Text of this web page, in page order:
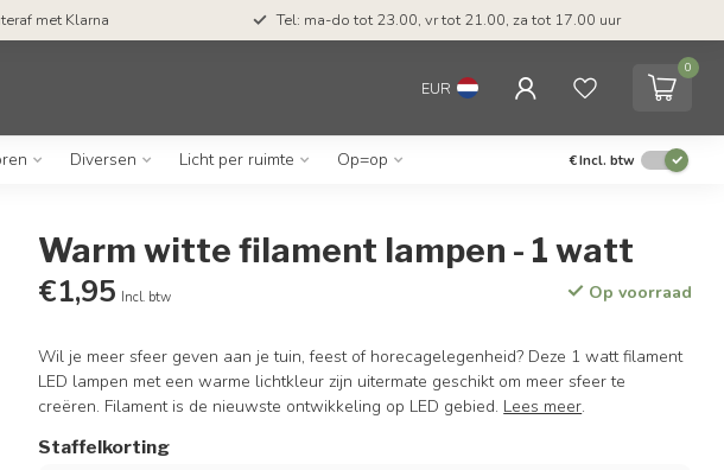
met Klarna Tel: ma-do tot 23.00, vr tot 21.00, za tot 17.00 uur
EUR
0
Diversen Licht per ruimte Op=op €Incl. btw
Warm witte filament lampen - 1 watt
€1,95 Incl. btw Op voorraad
Wil je meer sfeer geven aan je tuin, feest of horecagelegenheid? Deze 1 watt filament
LED lampen met een warme lichtkleur zijn uitermate geschikt om meer sfeer te
creëren. Filament is de nieuwste ontwikkeling op LED gebied. Lees meer.
Staffelkorting